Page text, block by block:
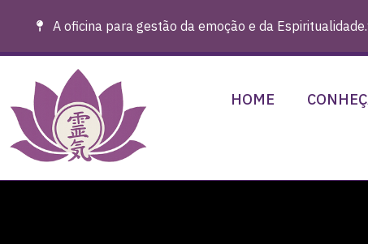
A oficina para gestão da emoção e da
HOME